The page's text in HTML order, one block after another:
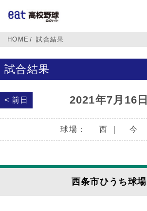
HOME 試合結果
試合結果
< 前日 2021年7月16日
球場： 西 今
西条市ひうち球場